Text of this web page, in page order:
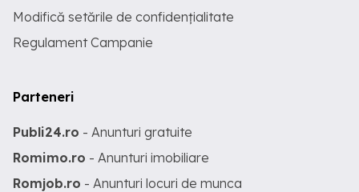
Modifică setările de confidențialitate
Regulament Campanie
Parteneri
Publi24.ro - Anunturi gratuite
Romimo.ro - Anunturi imobiliare
Romjob.ro - Anunturi locuri de munca